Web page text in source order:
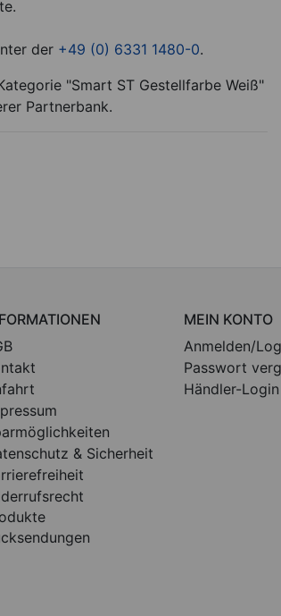
der +49 (0) 6331 1480-0.
"Smart ST Gestellfarbe Weiß"
Partnerbank.
& Sicherheit
MEIN KONTO
Anmelden/
Passwort
Händler-Login